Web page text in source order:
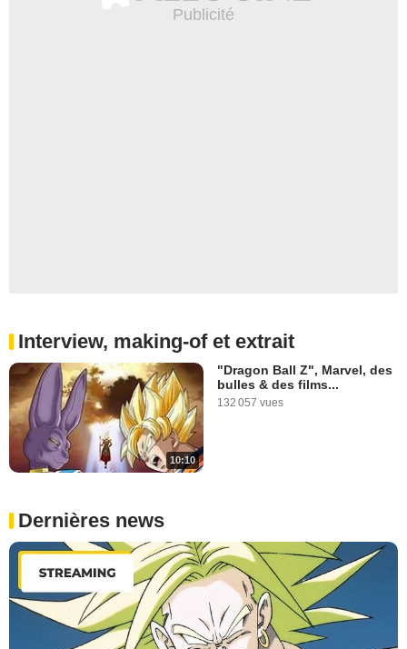
Interview, making-of et extrait
10:10
"Dragon Ball Z", Marvel, des
bulles & des films...
132 057 vues
Dernières news